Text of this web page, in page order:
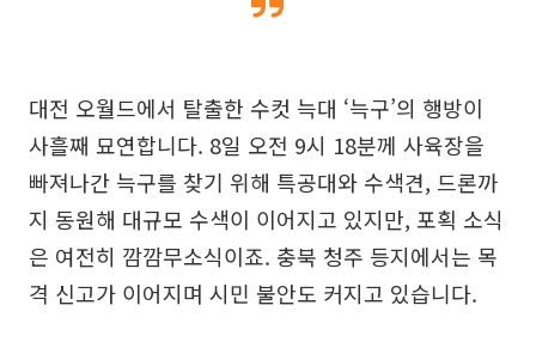
대전 오월드에서 탈출한 수컷 늑대 ‘늑구’의 행방이
사흘째 묘연합니다. 8일 오전 9시 18분께 사육장을
빠져나간 늑구를 찾기 위해 특공대와 수색견, 드론까
지 동원해 대규모 수색이 이어지고 있지만, 포획 소식
은 여전히 깜깜무소식이죠. 충북 청주 등지에서는 목
격 신고가 이어지며 시민 불안도 커지고 있습니다.